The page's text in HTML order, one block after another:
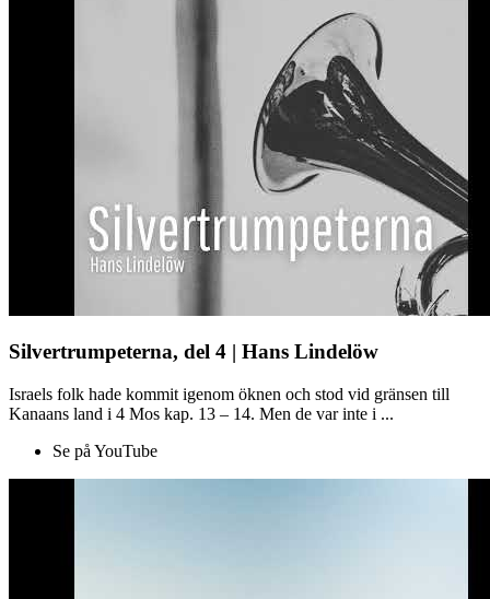
Silvertrumpeterna, del 4 | Hans Lindelöw
Israels folk hade kommit igenom öknen och stod vid gränsen till
Kanaans land i 4 Mos kap. 13 – 14. Men de var inte i ...
Se på YouTube